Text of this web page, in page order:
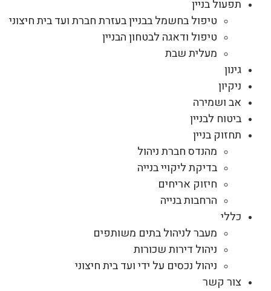
תפעול בניין
טיפול בחשמל בבניין בעזרת חברת ועד בית חיצוני
טיפול ודאגה לבטחון הבניין
מעלית שבת
גינון
ניקיון
אב ושמירה
ביטוח לבניין
תחזוק בניין
מהנדס חברת ניהול
בדיקת ליקויי בנייה
חיזוק אריחים
הרחבות בנייה
כללי
מעבר לניהול בתים משותפים
ניהול דירות שכורות
ניהול נכסים על ידי ועד בית חיצוני
צור קשר